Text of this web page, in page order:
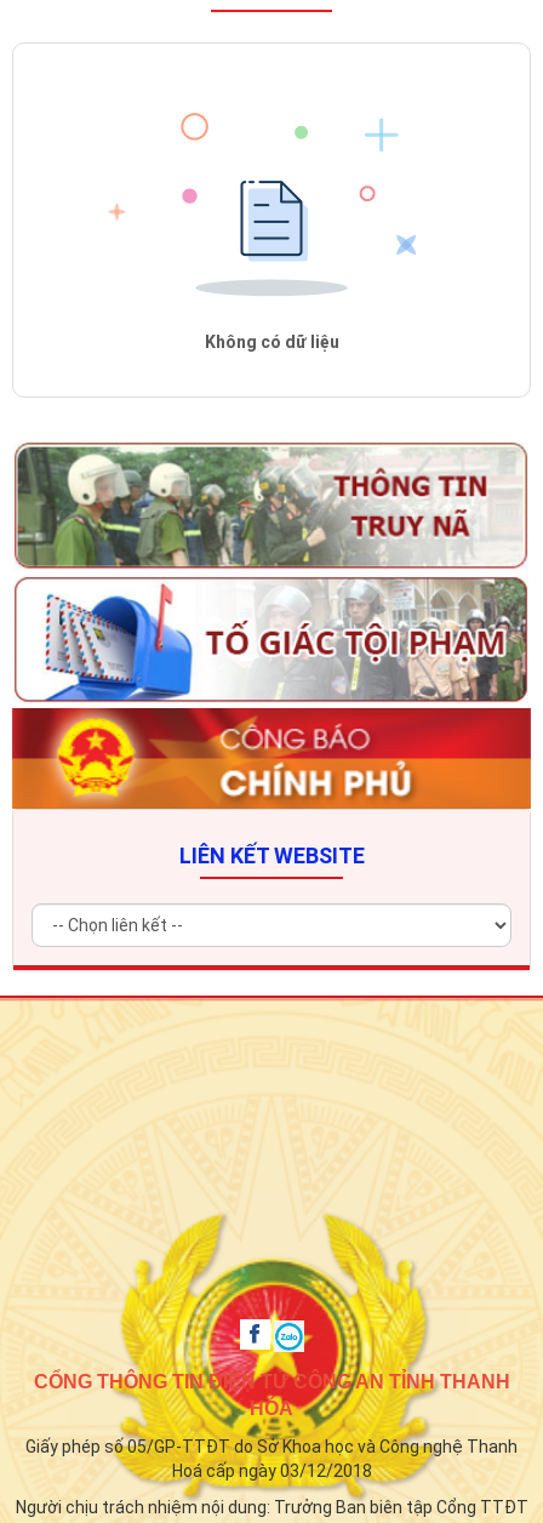
Không có dữ liệu
LIÊN KẾT WEBSITE
CỔNG THÔNG TIN ĐIỆN TỬ CÔNG AN TỈNH THANH
HÓA
Giấy phép số 05/GP-TTĐT do Sở Khoa học và Công nghệ Thanh
Hoá cấp ngày 03/12/2018
Người chịu trách nhiệm nội dung: Trưởng Ban biên tập Cổng TTĐT